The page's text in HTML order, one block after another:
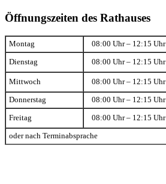
Öffnungszeiten des Rathauses
Montag 08:00 Uhr – 12:15 Uhr
Dienstag 08:00 Uhr – 12:15 Uhr
Mittwoch 08:00 Uhr – 12:15 Uhr
Donnerstag 08:00 Uhr – 12:15 Uhr
Freitag 08:00 Uhr – 12:15 Uhr
oder nach Terminabsprache